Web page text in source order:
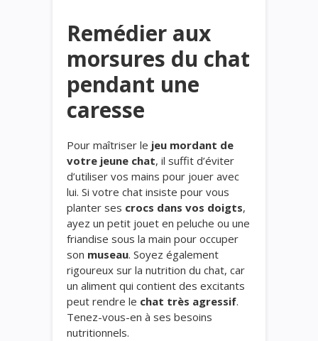
Remédier aux
morsures du chat
pendant une
caresse
Pour maîtriser le jeu mordant de
votre jeune chat, il suffit d’éviter
d’utiliser vos mains pour jouer avec
lui. Si votre chat insiste pour vous
planter ses crocs dans vos doigts,
ayez un petit jouet en peluche ou une
friandise sous la main pour occuper
son museau. Soyez également
rigoureux sur la nutrition du chat, car
un aliment qui contient des excitants
peut rendre le chat très agressif.
Tenez-vous-en à ses besoins
nutritionnels.